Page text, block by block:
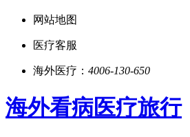
网站地图
医疗客服
海外医疗： 4006-130-650
海外看病医疗旅行